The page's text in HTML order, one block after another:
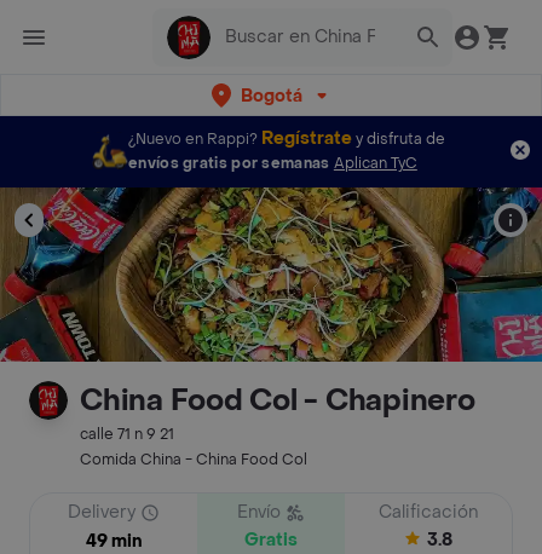
Bogotá
¿Nuevo en Rappi? Regístratey disfruta de
envíos gratis por semanas Aplican TyC
China Food Col - Chapinero
calle 71 n 9 21
Comida China - China Food Col
Delivery
49 min
Envío
Gratis
Calificación
3.8